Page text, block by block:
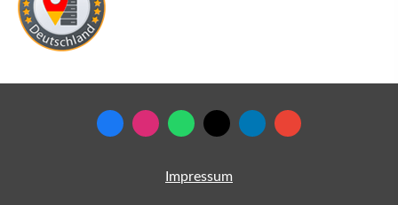
Impressum